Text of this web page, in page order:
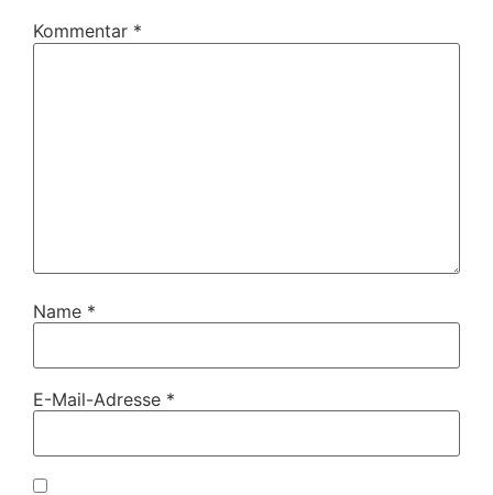
Kommentar *
Name *
E-Mail-Adresse *